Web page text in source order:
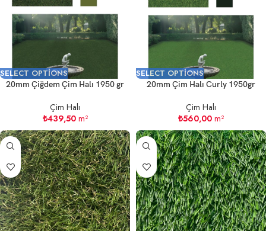
SELECT OPTIONS
20mm Çiğdem Çim Halı 1950 gr
Çim Halı
₺439,50m²
SELECT OPTIONS
20mm Çim Halı Curly 1950gr
Çim Halı
₺560,00 m²